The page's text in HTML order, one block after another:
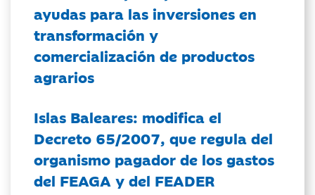
ayudas para las inversiones en
transformación y
comercialización de productos
agrarios
Islas Baleares: modifica el
Decreto 65/2007, que regula del
organismo pagador de los gastos
del FEAGA y del FEADER